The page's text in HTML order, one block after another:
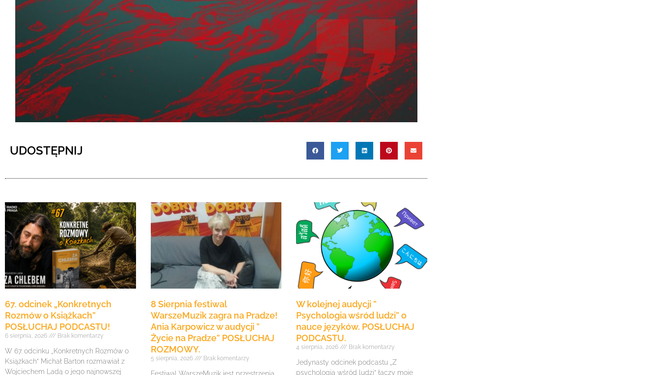
UDOSTĘPNIJ
67. odcinek „Konkretnych
Rozmów o Książkach”
POSŁUCHAJ PODCASTU!
6 sierpnia, 2026 Brak komentarzy
W 67. odcinku „Konkretnych Rozmów o
Książkach” Michał Barton rozmawiał z
Wojciechem Ladą o jego najnowszej
8 Sierpnia festiwal
WarszeMuzik zagra na Pradze!
Ania Karpowicz w audycji ”
Życie na Pradze” POSŁUCHAJ
ROZMOWY.
5 sierpnia, 2026 Brak komentarzy
W kolejnej audycji ”
Psychologia wśród ludzi” o
nauce języków. POSŁUCHAJ
PODCASTU.
4 sierpnia, 2026 Brak komentarzy
Jedynasty odcinek podcastu „Z
psychologią wśród ludzi” łączy moje